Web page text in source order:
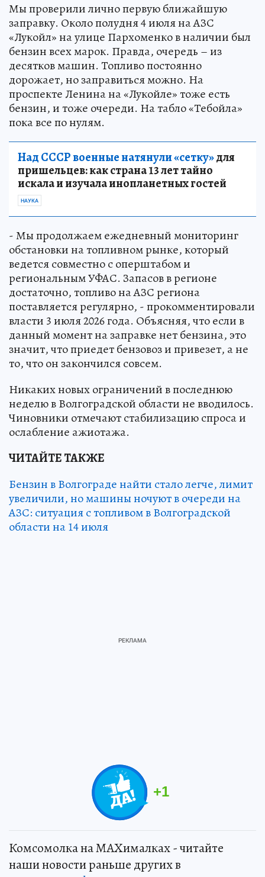
Мы проверили лично первую ближайшую
заправку. Около полудня 4 июля на АЗС
«Лукойл» на улице Пархоменко в наличии был
бензин всех марок. Правда, очередь – из
десятков машин. Топливо постоянно
дорожает, но заправиться можно. На
проспекте Ленина на «Лукойле» тоже есть
бензин, и тоже очереди. На табло «Тебойла»
пока все по нулям.
Над СССР военные натянули «сетку»для
пришельцев: как страна 13 лет тайно
искала и изучала инопланетных гостей
НАУКА
- Мы продолжаем ежедневный мониторинг
обстановки на топливном рынке, который
ведется совместно с оперштабом и
региональным УФАС. Запасов в регионе
достаточно, топливо на АЗС региона
поставляется регулярно, - прокомментировали
власти 3 июля 2026 года. Объясняя, что если в
данный момент на заправке нет бензина, это
значит, что приедет бензовоз и привезет, а не
то, что он закончился совсем.
Никаких новых ограничений в последнюю
неделю в Волгоградской области не вводилось.
Чиновники отмечают стабилизацию спроса и
ослабление ажиотажа.
ЧИТАЙТЕ ТАКЖЕ
Бензин в Волгограде найти стало легче, лимит
увеличили, но машины ночуют в очереди на
АЗС: ситуация с топливом в Волгоградской
области на 14 июля
+1
Комсомолка на MAXималках - читайте
наши новости раньше других в